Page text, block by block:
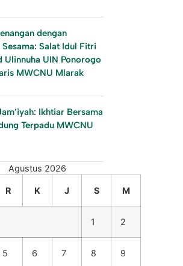
dengan
Sesama: Salat Idul Fitri
Ulinnuha UIN Ponorogo
MWCNU Mlarak
Ikhtiar Bersama
Terpadu MWCNU
Agustus 2026
R K J S M
1 2
5 6 7 8 9